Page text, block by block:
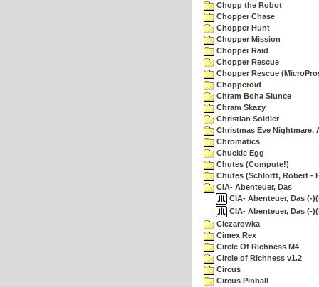
Chopp the Robot
Chopper Chase
Chopper Hunt
Chopper Mission
Chopper Raid
Chopper Rescue
Chopper Rescue
Chopperoid
Chram Boha Slunce
Chram Skazy
Christian Soldier
Christmas Eve Nightmare,
Chromatics
Chuckie Egg
Chutes (Compute!)
Chutes (Schlortt, Robert -
CIA- Abenteuer, Das
CIA- Abenteuer, Das (-
CIA- Abenteuer, Das (-
Ciezarowka
Cimex Rex
Circle Of Richness M4
Circle of Richness v1.2
Circus
Circus Pinball